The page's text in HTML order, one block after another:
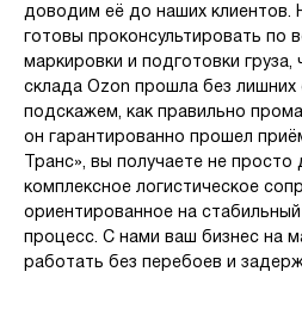
доводим её до наших клиентов.
готовы проконсультировать по
маркировки и подготовки
склада Ozon прошла без
подскажем, как правильно
он гарантированно прошел
Транс», вы получаете не
комплексное логистическое
ориентированное на
процесс. С нами ваш бизнес на
работать без перебоев и